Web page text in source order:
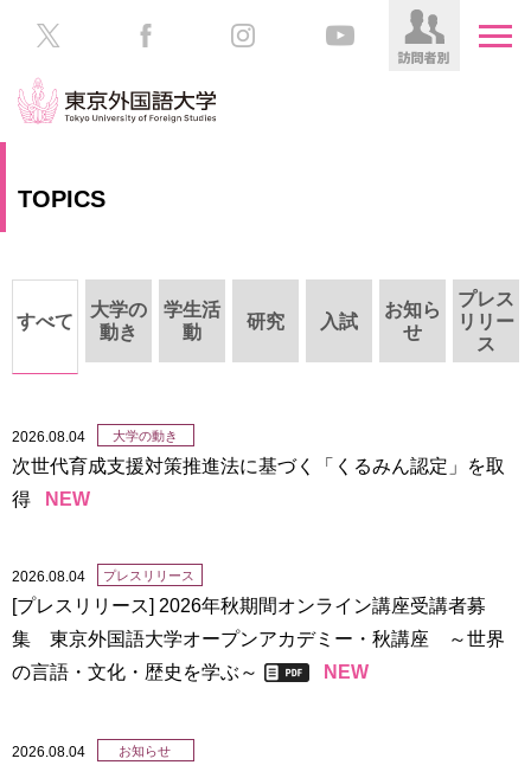
内
学
院
／
研
社
携
験
方
在
方
保
卒
業
方
TOPICS
すべて
大学の
動き
学生活
動
研究 入試
お知ら
せ
プレス
リリー
ス
2026.08.04 大学の動き
次世代育成支援対策推進法に基づく「くるみん認定」を取
得 NEW
2026.08.04 プレスリリース
[プレスリリース] 2026年秋期間オンライン講座受講者募
集 東京外国語大学オープンアカデミー・秋講座 ～世界
の言語・文化・歴史を学ぶ～
NEW
2026.08.04 お知らせ